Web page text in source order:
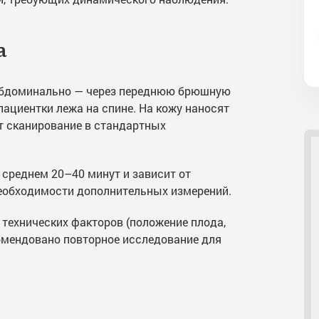
— через переднюю брюшную
лежа на спине. На кожу наносят
сканирование в стандартных
20–40 минут и зависит от
дополнительных измерений.
факторов (положение плода,
повторное исследование для